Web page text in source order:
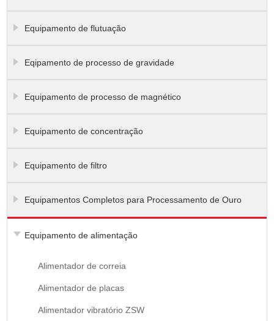
Equipamento de flutuação
Eqipamento de processo de gravidade
Equipamento de processo de magnético
Equipamento de concentração
Equipamento de filtro
Equipamentos Completos para Processamento de Ouro
Equipamento de alimentação
Alimentador de correia
Alimentador de placas
Alimentador vibratório ZSW